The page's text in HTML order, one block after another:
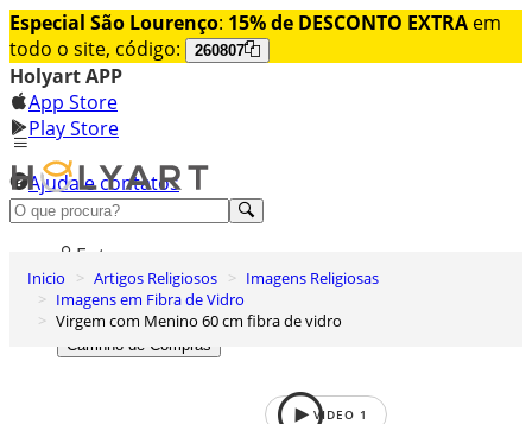
Especial São Lourenço: 15% de DESCONTO EXTRA em
todo o site, código:
260807
Holyart APP
App Store
Play Store
Ajuda e contatos
Conheça premium
Entrar
Lista de Desejos
0
Carrinho de Compras
Inicio Artigos Religiosos
Imagens Religiosas
Imagens em Fibra de Vidro
Virgem com Menino 60 cm fibra de vidro
VIDEO 1